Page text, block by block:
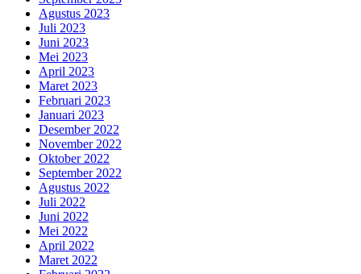
Agustus 2023
Juli 2023
Juni 2023
Mei 2023
April 2023
Maret 2023
Februari 2023
Januari 2023
Desember 2022
November 2022
Oktober 2022
September 2022
Agustus 2022
Juli 2022
Juni 2022
Mei 2022
April 2022
Maret 2022